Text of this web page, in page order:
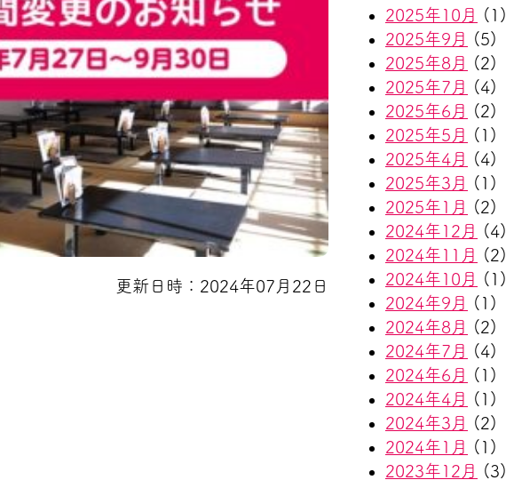
更新日時：2024年07月22日
2025年10月
(1)
2025年9月
(5)
2025年8月
(2)
2025年7月
(4)
2025年6月
(2)
2025年5月
(1)
2025年4月
(4)
2025年3月
(1)
2025年1月
(2)
2024年12月
(4)
2024年11月
(2)
2024年10月
(1)
2024年9月
(1)
2024年8月
(2)
2024年7月
(4)
2024年6月
(1)
2024年4月
(1)
2024年3月
(2)
2024年1月
(1)
2023年12月
(3)